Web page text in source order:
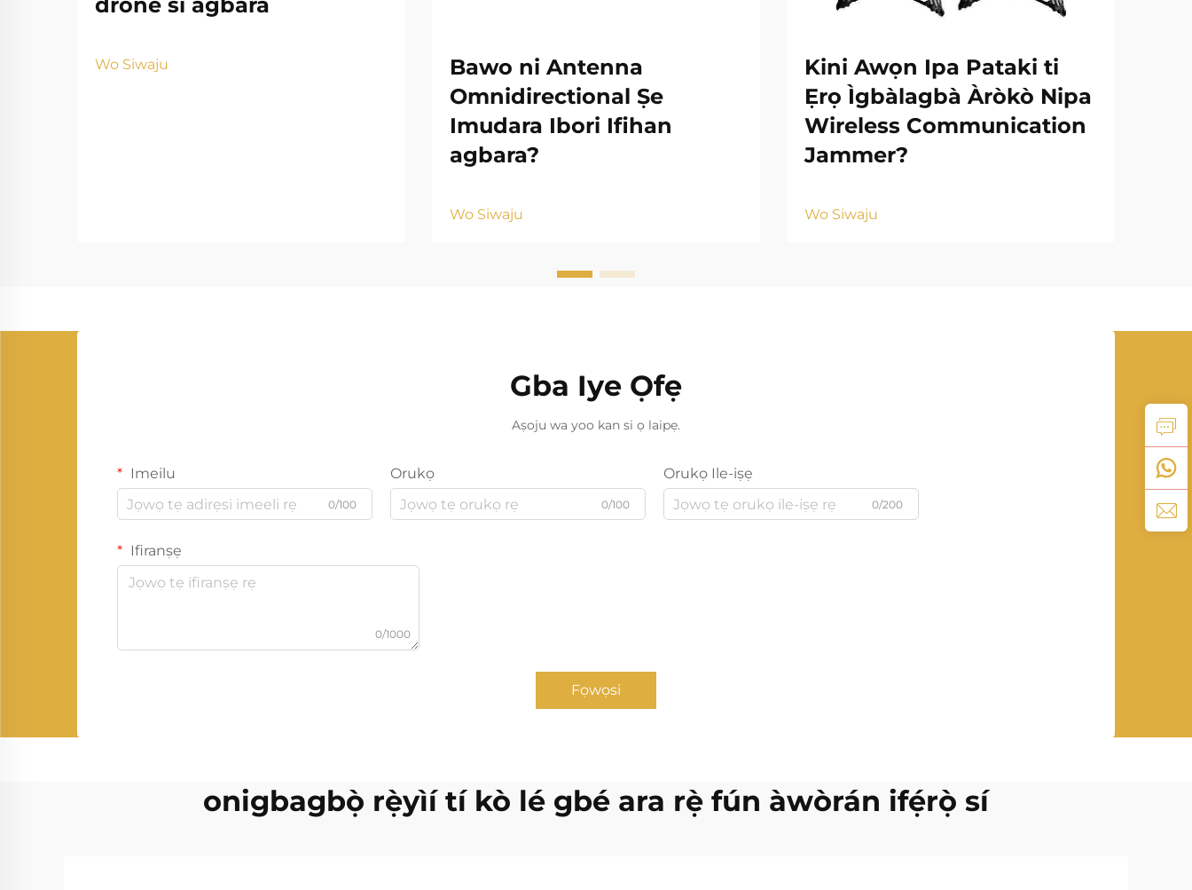
Wo Siwaju
Bawo ni Antenna
Omnidirectional Ṣe
Imudara Ibori Ifihan
agbara?
Wo Siwaju
Kini Awọn Ipa Pataki ti
Ẹrọ Ìgbàlagbà Àròkò Nipa
Wireless Communication
Jammer?
Wo Siwaju
Gba Iye Ọfẹ
Aṣoju wa yoo kan si ọ laipẹ.
Imeilu
0/100
Orukọ
0/100
Orukọ Ile-iṣẹ
0/200
Ifiranṣẹ
0/1000
Fọwọsi
onigbagbọ̀ rẹ̀yìí tí kò lé gbé ara rẹ̀ fún àwòrán ifẹ́rọ̀ sí